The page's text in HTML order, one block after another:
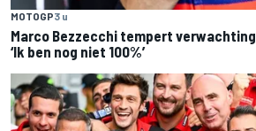
MOTOGP3 u
Marco Bezzecchi tempert
‘Ik ben nog niet 100%’